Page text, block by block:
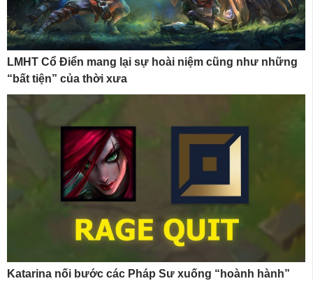
LMHT Cổ Điển mang lại sự hoài niệm cũng như những
“bất tiện” của thời xưa
Katarina nối bước các Pháp Sư xuống “hoành hành”